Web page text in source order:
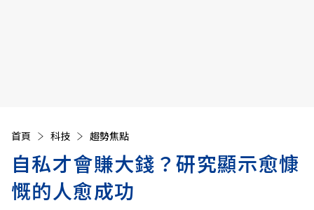
首頁 科技 趨勢焦點
自私才會賺大錢？研究顯示愈慷
慨的人愈成功